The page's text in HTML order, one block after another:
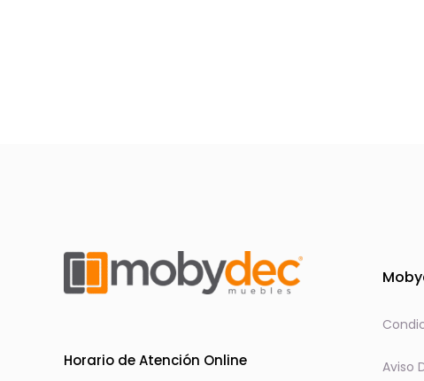
Horario de Atención Online Aviso